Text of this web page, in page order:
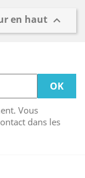
en haut 
Vous
dans les